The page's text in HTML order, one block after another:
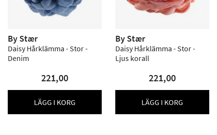
By Stær
Daisy Hårklämma - Stor -
Denim
221,00
LÄGG I KORG
By Stær
Daisy Hårklämma - Stor -
Ljus korall
221,00
LÄGG I KORG